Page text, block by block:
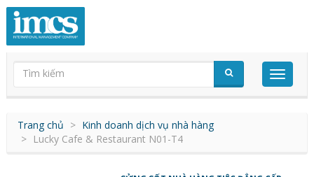
Trang chủ
Kinh doanh dịch vụ nhà hàng
Lucky Cafe & Restaurant N01-T4